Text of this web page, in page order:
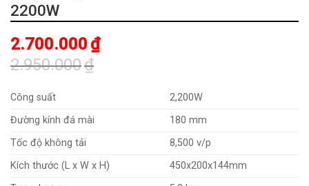
2200W
2.950.000₫
gốc
là:
2.950.000₫.
2.700.000 ₫
hiện
tại
là:
2.700.000₫.
Công suất
2,200W
Đường kính đá mài
180 mm
Tốc độ không tải
8,500 v/p
Kích thước (L x W x H)
450x200x144mm